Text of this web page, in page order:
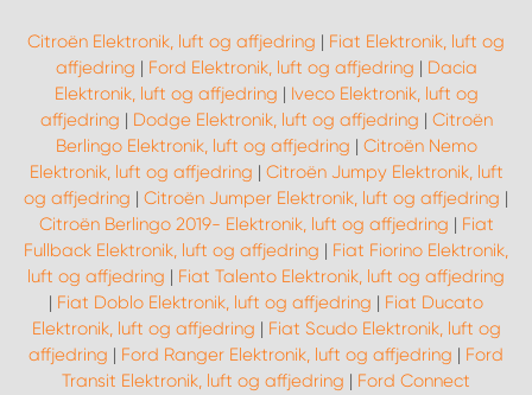
Citroën Elektronik, luft og affjedring | Fiat Elektronik, luft og
affjedring | Ford Elektronik, luft og affjedring | Dacia
Elektronik, luft og affjedring | Iveco Elektronik, luft og
affjedring | Dodge Elektronik, luft og affjedring | Citroën
Berlingo Elektronik, luft og affjedring | Citroën Nemo
Elektronik, luft og affjedring | Citroën Jumpy Elektronik, luft
og affjedring | Citroën Jumper Elektronik, luft og affjedring |
Citroën Berlingo 2019- Elektronik, luft og affjedring | Fiat
Fullback Elektronik, luft og affjedring | Fiat Fiorino Elektronik,
luft og affjedring | Fiat Talento Elektronik, luft og affjedring
| Fiat Doblo Elektronik, luft og affjedring | Fiat Ducato
Elektronik, luft og affjedring | Fiat Scudo Elektronik, luft og
affjedring | Ford Ranger Elektronik, luft og affjedring | Ford
Transit Elektronik, luft og affjedring | Ford Connect